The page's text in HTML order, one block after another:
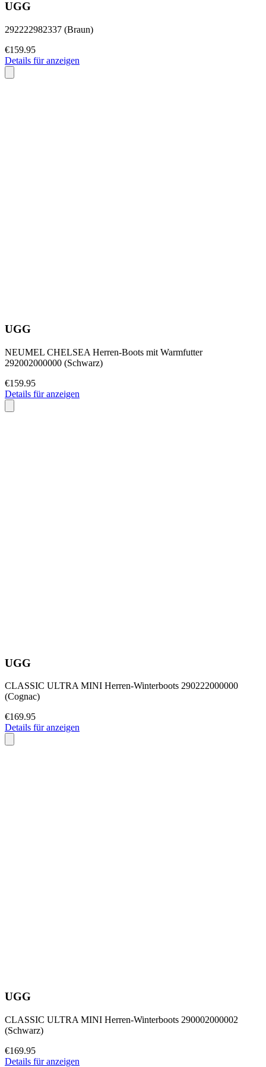
UGG
292222982337 (Braun)
€159.95
Details für anzeigen
UGG
NEUMEL CHELSEA Herren-Boots mit Warmfutter
292002000000 (Schwarz)
€159.95
Details für anzeigen
UGG
CLASSIC ULTRA MINI Herren-Winterboots 290222000000
(Cognac)
€169.95
Details für anzeigen
UGG
CLASSIC ULTRA MINI Herren-Winterboots 290002000002
(Schwarz)
€169.95
Details für anzeigen